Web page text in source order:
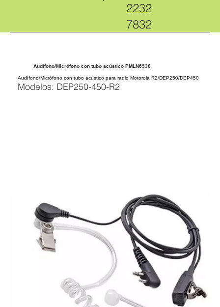
2232
7832
Audífono/Micrófono con tubo acústico PMLN6530
Audífono/Micrófono con tubo acústico para radio Motorola R2/DEP250/DEP450
Modelos: DEP250-450-R2